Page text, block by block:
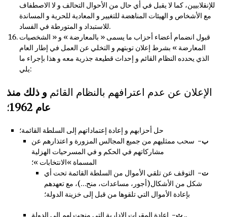
للإنقلابيين، كما لا يقبل في أي حال من الأحوال التحالف و لا الاصطفاف
مع الأشخاص و الهيئات المناهضة للتغيير و المعادية للحرية و المساندة
للاستبداد و المتورطة في الفساد.
قبول انضمام أعضاء أحزاب ما يسمى « بالمعارضة » و « الشخصيات
المعارضة » بشرط إعلان توبتهم و التخلي عن العمل في إطار العام
الذي يحدده النظام القائم و إحداث قطيعة جذرية معه و هذا بإجراء ما
يلي:
الإعلان عن عدم اعترافهم بالنظام القائم و ذلك منذ
عام 1962
؛
حل أحزابهم و إعادة إعتماداتهم إلى السلطة القائمة؛
ب‌- سحب ممثليهم من جميع المجالس المزورة و اعتذارهم عن
مشاركاتهم في الحكم و في المسرحيات الهزلية
المسماة »الانتخابات »؛
ت‌- التوقف عن تلقي الأموال من السلطة القائمة تحت أي
شكل من الأشكال(أجور، مساعدات، منح…)، مع تعهدهم
بإعادة الأموال التي تلقوها من قبل إلى خزينة الدولة؛
ث‌- إعادة المقرات الإدارية التي منحت لهم إلى الدولة ..